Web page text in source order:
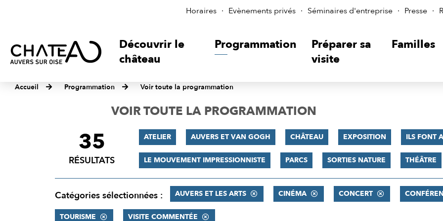
Horaires Evènements privés Séminaires d'entreprise Presse
Découvrir le
château
Programmation
Préparer sa
visite
Familles
Accueil Programmation Voir toute la programmation
VOIR TOUTE LA PROGRAMMATION
FILTRER
RÉSULTATS
35
RÉSULTATS
ATELIER AUVERS ET VAN GOGH CHÂTEAU EXPOSITION ILS FONT
LE MOUVEMENT IMPRESSIONNISTE PARCS SORTIES NATURE THÉÂTRE
Catégories sélectionnées : AUVERS ET LES ARTS CINÉMA CONCERT
TOURISME VISITE COMMENTÉE